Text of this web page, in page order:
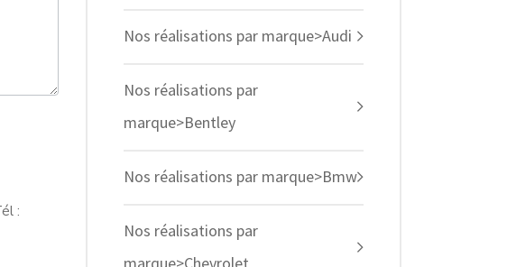
:
Nos réalisations par marque>Audi
Nos réalisations par
marque>Bentley
Nos réalisations par marque>Bmw
Nos réalisations par